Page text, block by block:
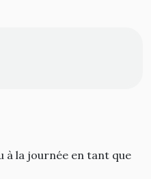
à la journée en tant que